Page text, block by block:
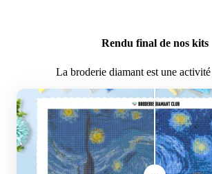
Activité ludique pour les enfants
Une toile en lin de qualité supérieure
Des diamants triés dans des sachets ziploc
Un stylo pour appliquer les diamants sur
Où livrez-vous?
France Métropolitaine
Belgique
Rendu final de nos kits
La broderie diamant est une